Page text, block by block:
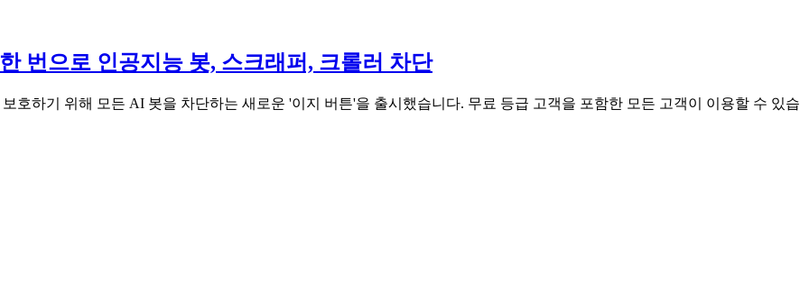
번으로 인공지능 봇, 스크래퍼, 크롤러 차단
호하기 위해 모든 AI 봇을 차단하는 새로운 '이지 버튼'을 출시했습니다. 무료 등급 고객을 포함한 모든 고객이 이용할 수 있습